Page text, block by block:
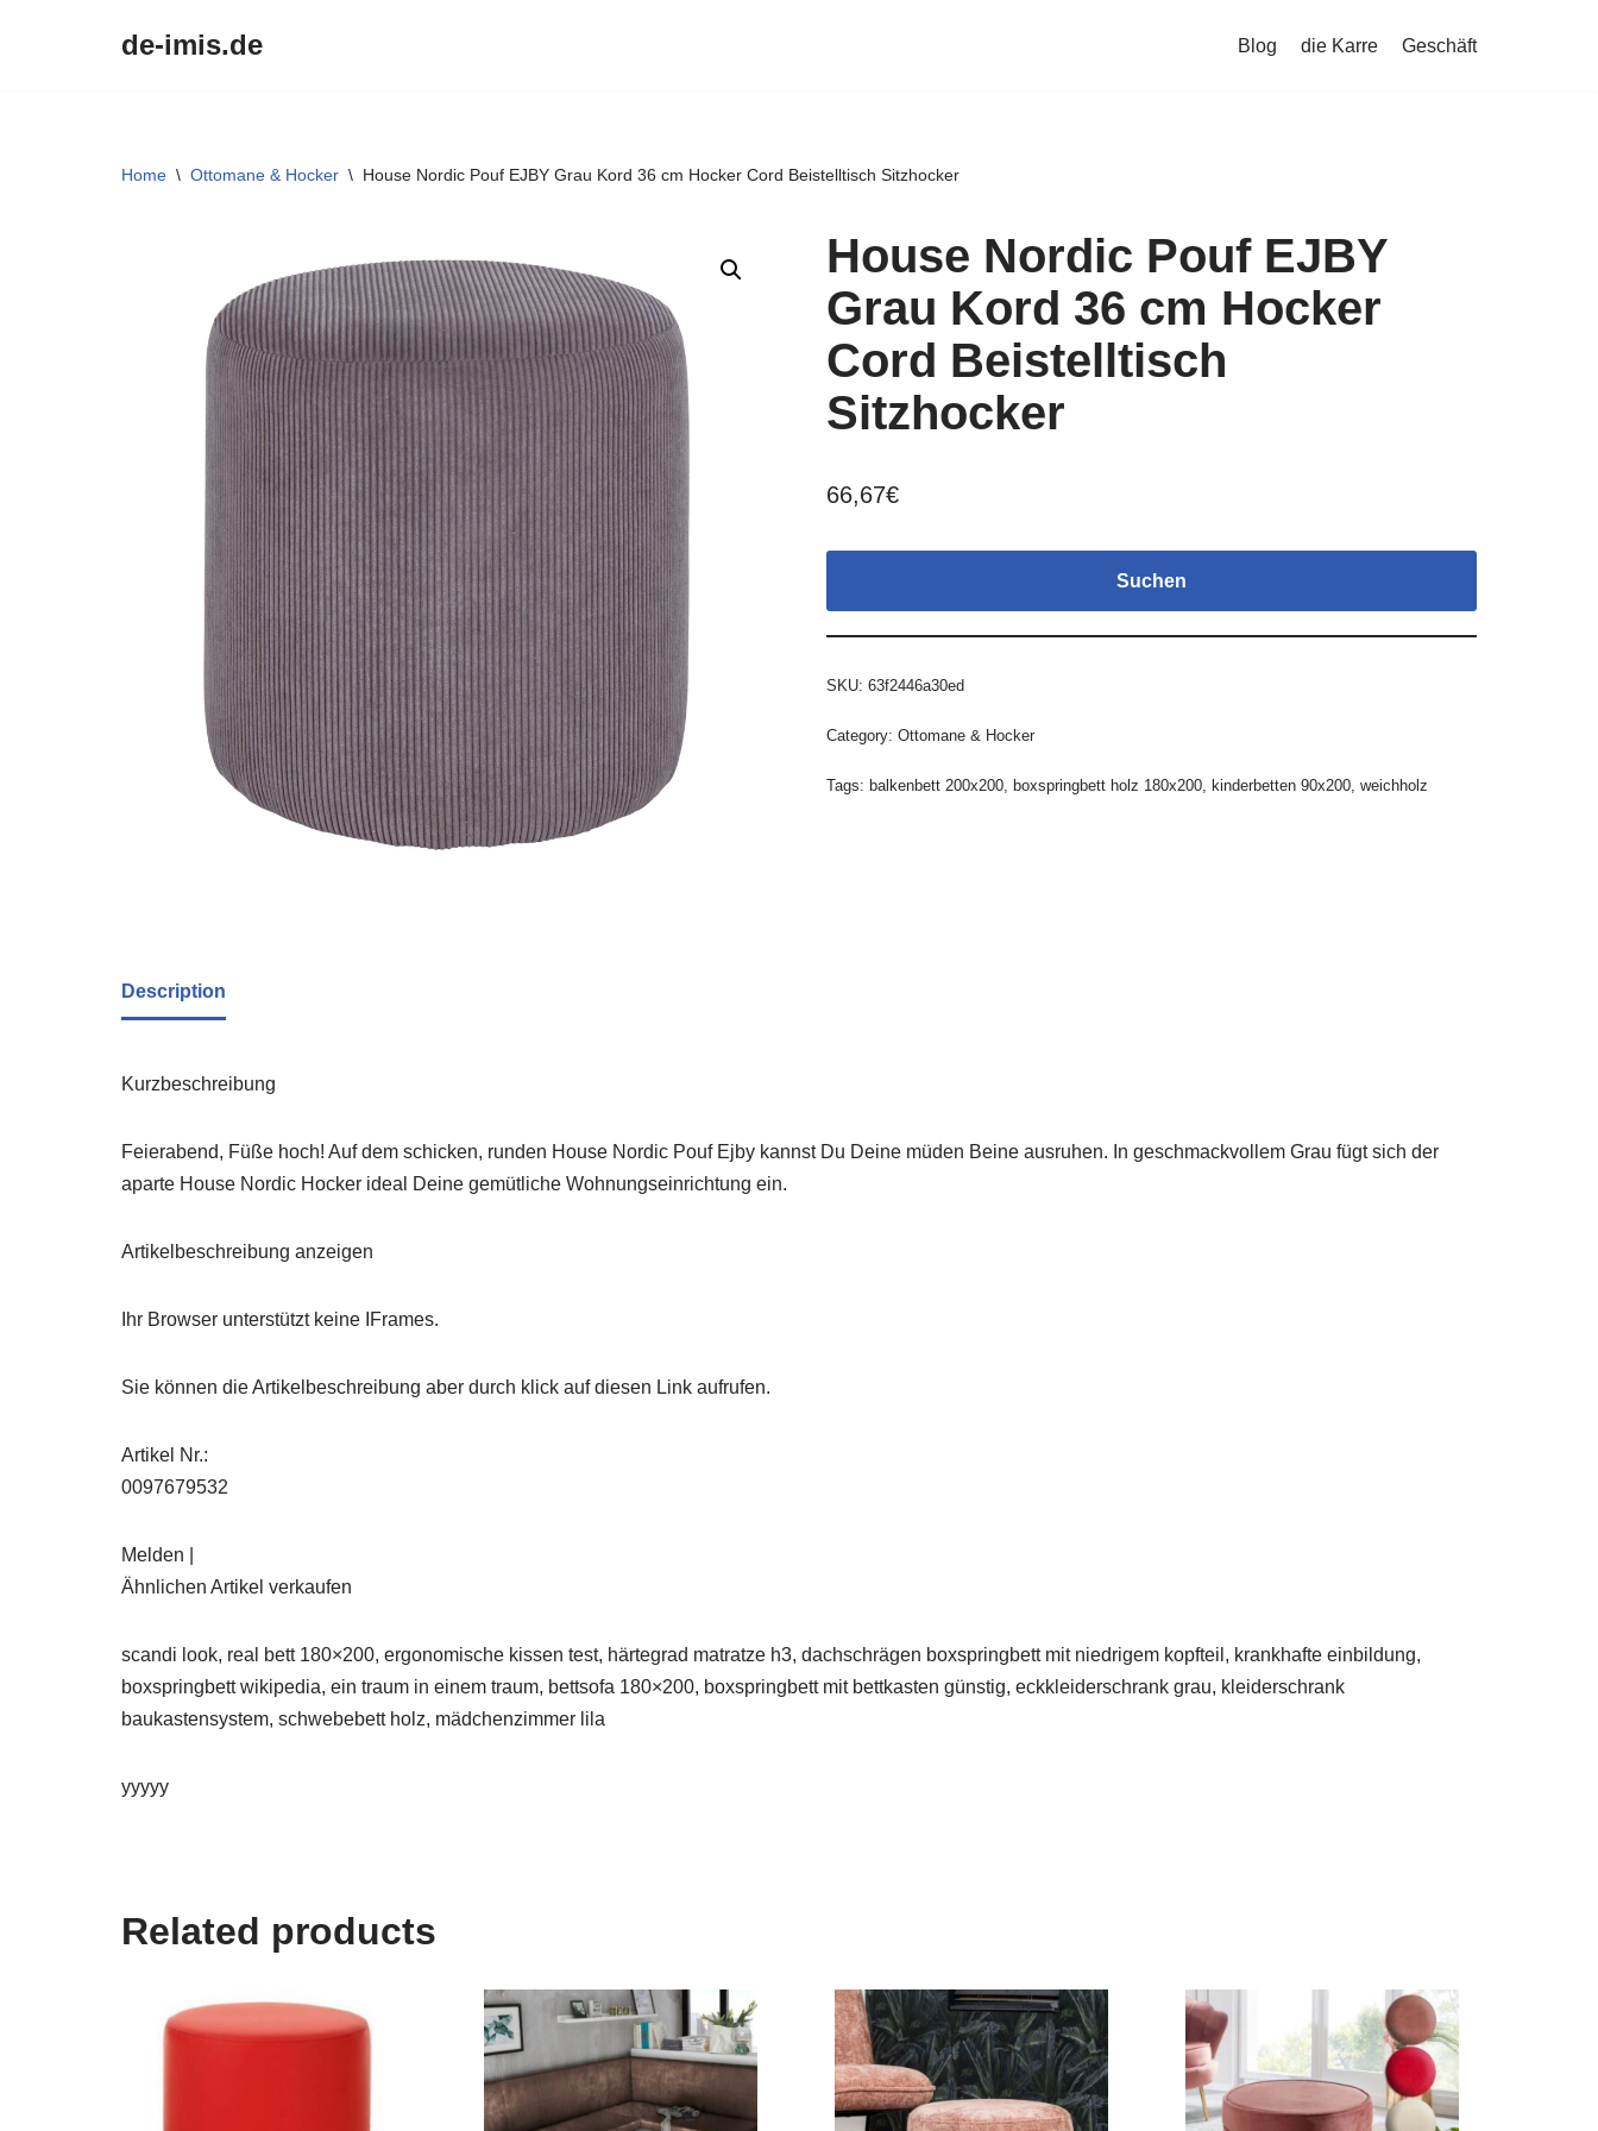
de-imis.de Blog die Karre Geschäft
Home \ Ottomane & Hocker \ House Nordic Pouf EJBY Grau Kord 36 cm Hocker Cord Beistelltisch Sitzhocker
House Nordic Pouf EJBY
Grau Kord 36 cm Hocker
Cord Beistelltisch
Sitzhocker
66,67€
Suchen
SKU: 63f2446a30ed
Category: Ottomane & Hocker
Tags: balkenbett 200x200, boxspringbett holz 180x200, kinderbetten 90x200, weichholz
Description
Kurzbeschreibung
Feierabend, Füße hoch! Auf dem schicken, runden House Nordic Pouf Ejby kannst Du Deine müden Beine ausruhen. In geschmackvollem Grau fügt sich der
aparte House Nordic Hocker ideal Deine gemütliche Wohnungseinrichtung ein.
Artikelbeschreibung anzeigen
Ihr Browser unterstützt keine IFrames.
Sie können die Artikelbeschreibung aber durch klick auf diesen Link aufrufen.
Artikel Nr.:
0097679532
Melden |
Ähnlichen Artikel verkaufen
scandi look, real bett 180×200, ergonomische kissen test, härtegrad matratze h3, dachschrägen boxspringbett mit niedrigem kopfteil, krankhafte einbildung,
boxspringbett wikipedia, ein traum in einem traum, bettsofa 180×200, boxspringbett mit bettkasten günstig, eckkleiderschrank grau, kleiderschrank
baukastensystem, schwebebett holz, mädchenzimmer lila
yyyyy
Related products